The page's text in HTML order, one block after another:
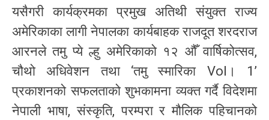
यसैगरी कार्यक्रमका प्रमुख अतिथी संयुक्त राज्य
अमेरिकाका लागी नेपालका कार्यबाहक राजदूत शरदराज
आरनले तमु प्ये ल्हु अमेरिकाको १२ औँ वार्षिकोत्सव,
चौथो अधिवेशन तथा ‘तमु स्मारिका Vol। 1’
प्रकाशनको सफलताको शुभकामना व्यक्त गर्दै विदेशमा
नेपाली भाषा, संस्कृति, परम्परा र मौलिक पहिचानको